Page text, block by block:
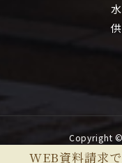
Copyright ©
WEB資料請求